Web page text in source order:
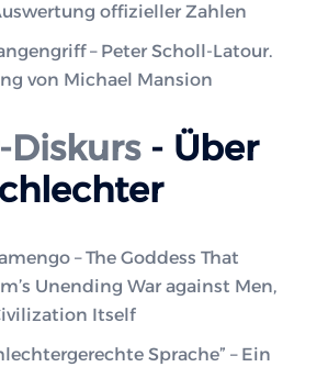
offizieller Zahlen
– Peter Scholl-Latour.
von Michael Mansion
Diskurs- Über
– The Goddess That
Unending War against Men,
Itself
Sprache” – Ein